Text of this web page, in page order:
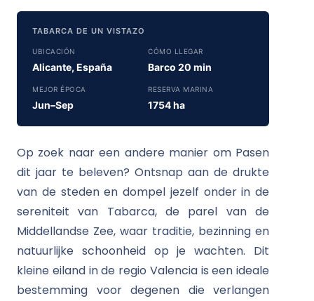
TABARCA DE UN VISTAZO
UBICACIÓN
Alicante, España
CÓMO LLEGAR
Barco 20 min
MEJOR ÉPOCA
Jun–Sep
RESERVA MARINA
1754 ha
Op zoek naar een andere manier om Pasen
dit jaar te beleven? Ontsnap aan de drukte
van de steden en dompel jezelf onder in de
sereniteit van Tabarca, de parel van de
Middellandse Zee, waar traditie, bezinning en
natuurlijke schoonheid op je wachten. Dit
kleine eiland in de regio Valencia is een ideale
bestemming voor degenen die verlangen